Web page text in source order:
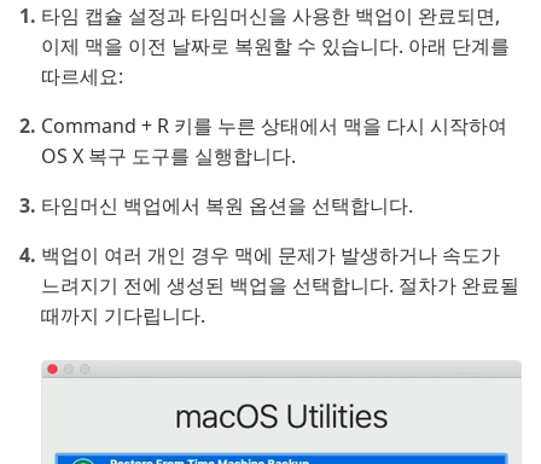
타임 캡슐 설정과 타임머신을 사용한 백업이 완료되면,
이제 맥을 이전 날짜로 복원할 수 있습니다. 아래 단계를
따르세요:
Command + R 키를 누른 상태에서 맥을 다시 시작하여
OS X 복구 도구를 실행합니다.
타임머신 백업에서 복원 옵션을 선택합니다.
백업이 여러 개인 경우 맥에 문제가 발생하거나 속도가
느려지기 전에 생성된 백업을 선택합니다. 절차가 완료될
때까지 기다립니다.